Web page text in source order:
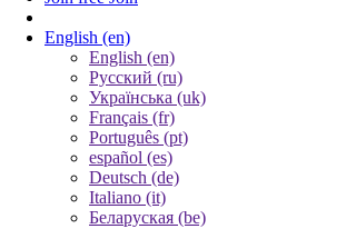
English (en)
English (en)
Русский (ru)
Українська (uk)
Français (fr)
Português (pt)
español (es)
Deutsch (de)
Italiano (it)
Беларуская (be)